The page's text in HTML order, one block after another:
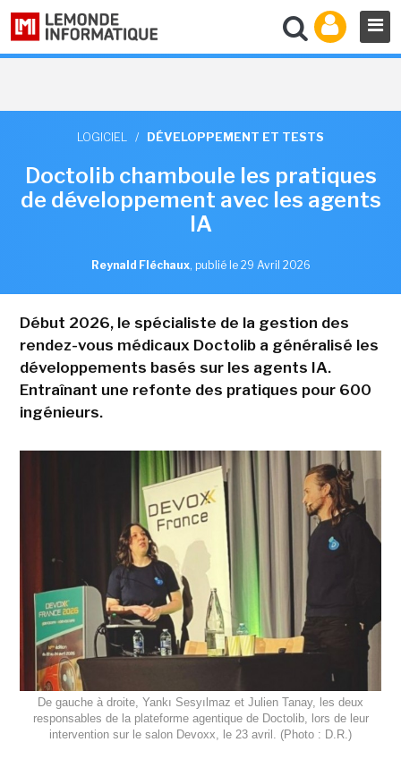
LOGICIEL / DÉVELOPPEMENT ET TESTS
Doctolib chamboule les pratiques
de développement avec les agents
IA
Reynald Fléchaux, publié le 29 Avril 2026
Début 2026, le spécialiste de la gestion des
rendez-vous médicaux Doctolib a généralisé les
développements basés sur les agents IA.
Entraînant une refonte des pratiques pour 600
ingénieurs.
De gauche à droite, Yankı Sesyılmaz et Julien Tanay, les deux
responsables de la plateforme agentique de Doctolib, lors de leur
intervention sur le salon Devoxx, le 23 avril. (Photo : D.R.)